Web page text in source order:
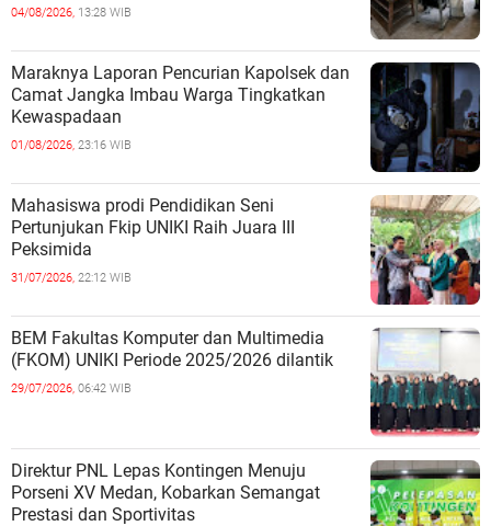
04/08/2026, 13:28 WIB
Maraknya Laporan Pencurian Kapolsek dan
Camat Jangka Imbau Warga Tingkatkan
Kewaspadaan
01/08/2026, 23:16 WIB
Mahasiswa prodi Pendidikan Seni
Pertunjukan Fkip UNIKI Raih Juara III
Peksimida
31/07/2026, 22:12 WIB
BEM Fakultas Komputer dan Multimedia
(FKOM) UNIKI Periode 2025/2026 dilantik
29/07/2026, 06:42 WIB
Direktur PNL Lepas Kontingen Menuju
Porseni XV Medan, Kobarkan Semangat
Prestasi dan Sportivitas